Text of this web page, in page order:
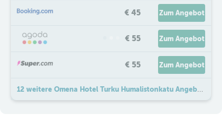
€ 45 Zum Angebot
€ 55 Zum Angebot
€ 55 Zum Angebot
12 weitere Omena Hotel Turku Humalistonkatu Angebote